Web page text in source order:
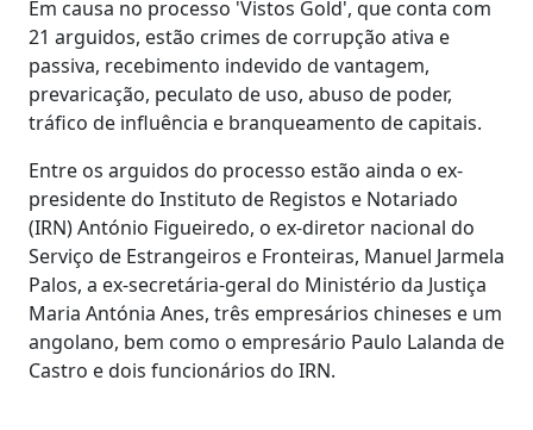
Em causa no processo 'Vistos Gold', que conta com
21 arguidos, estão crimes de corrupção ativa e
passiva, recebimento indevido de vantagem,
prevaricação, peculato de uso, abuso de poder,
tráfico de influência e branqueamento de capitais.
Entre os arguidos do processo estão ainda o ex-
presidente do Instituto de Registos e Notariado
(IRN) António Figueiredo, o ex-diretor nacional do
Serviço de Estrangeiros e Fronteiras, Manuel Jarmela
Palos, a ex-secretária-geral do Ministério da Justiça
Maria Antónia Anes, três empresários chineses e um
angolano, bem como o empresário Paulo Lalanda de
Castro e dois funcionários do IRN.